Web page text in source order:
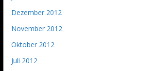
Dezember 2012
November 2012
Oktober 2012
Juli 2012